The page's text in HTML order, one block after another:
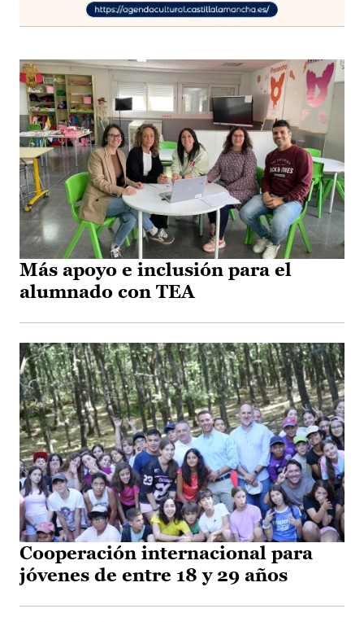
Más apoyo e inclusión para el
alumnado con TEA
Cooperación internacional para
jóvenes de entre 18 y 29 años